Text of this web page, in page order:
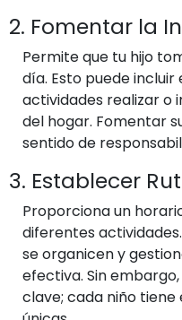
2. Fomentar la
Permite que tu hijo
día. Esto puede
actividades realizar o
del hogar. Fomentar
sentido de
3. Establecer
Proporciona un
diferentes
se organicen y
efectiva. Sin
clave; cada niño tiene